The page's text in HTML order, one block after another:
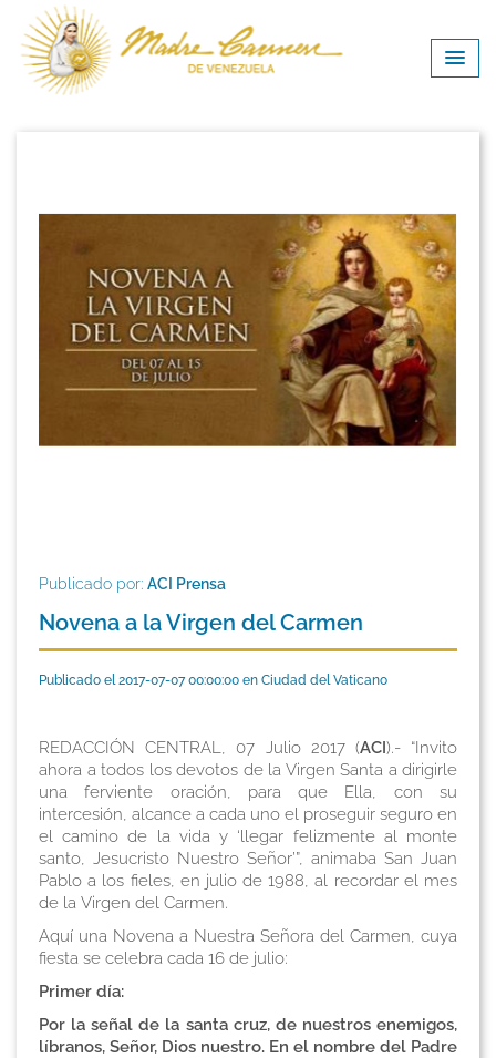
Publicado por: ACI Prensa
Novena a la Virgen del Carmen
Publicado el 2017-07-07 00:00:00 en Ciudad del Vaticano
REDACCIÓN CENTRAL, 07 Julio 2017 (ACI).- “Invito
ahora a todos los devotos de la Virgen Santa a dirigirle
una ferviente oración, para que Ella, con su
intercesión, alcance a cada uno el proseguir seguro en
el camino de la vida y ‘llegar felizmente al monte
santo, Jesucristo Nuestro Señor’”, animaba San Juan
Pablo a los fieles, en julio de 1988, al recordar el mes
de la Virgen del Carmen.
Aquí una Novena a Nuestra Señora del Carmen, cuya
fiesta se celebra cada 16 de julio:
Primer día:
Por la señal de la santa cruz, de nuestros enemigos,
líbranos, Señor, Dios nuestro. En el nombre del Padre